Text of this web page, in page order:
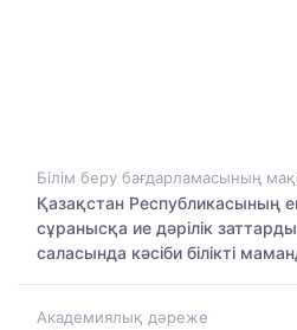
Білім беру бағдарламасының
Қазақстан Республикасының
сұранысқа ие дәрілік
саласында кәсіби білікті
Академиялық дәреже